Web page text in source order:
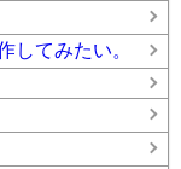
てみたい。